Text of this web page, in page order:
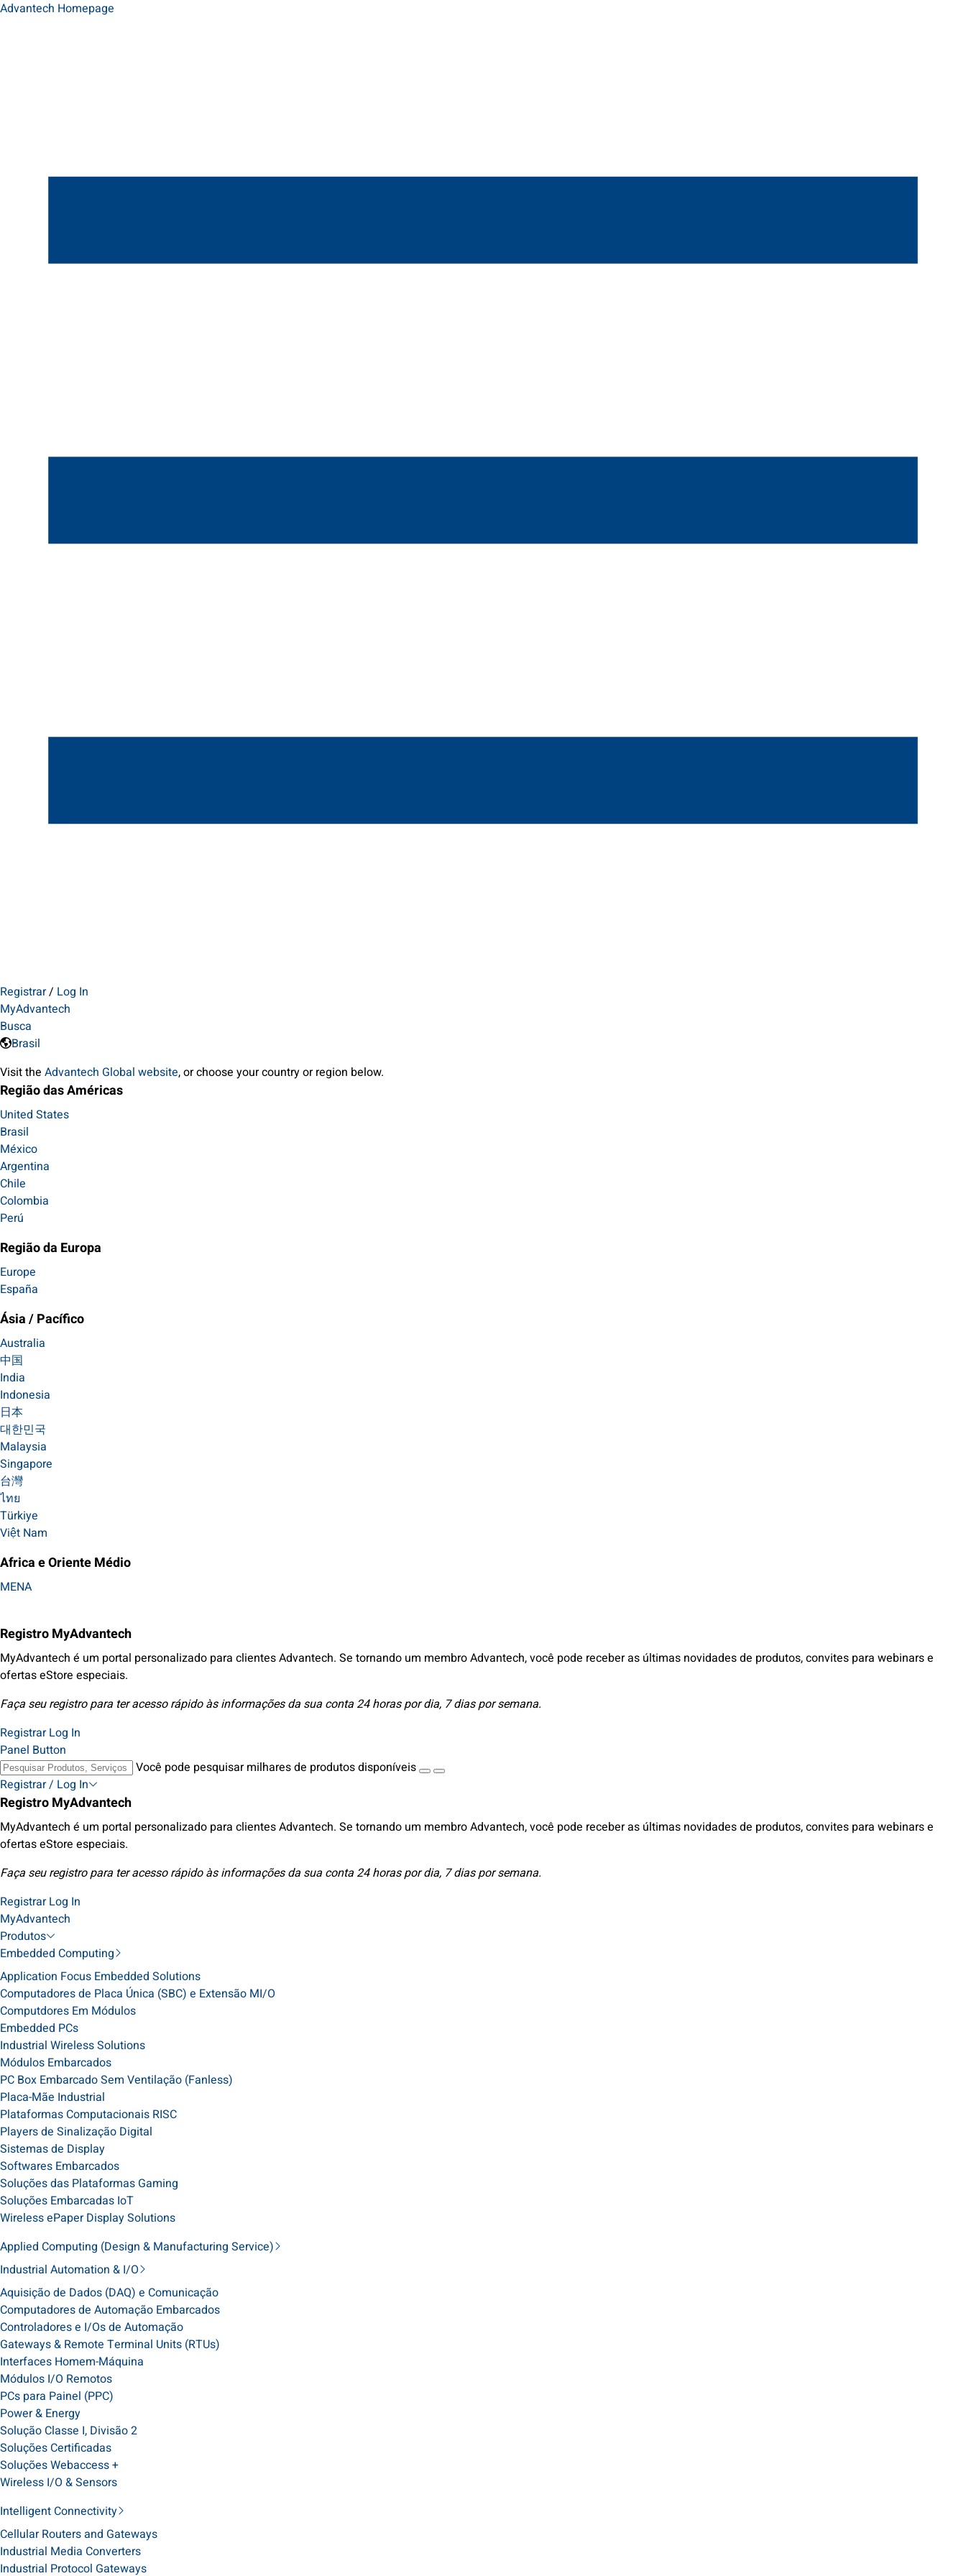
Advantech Homepage
Registrar/ Log In
MyAdvantech
Busca
Brasil
Visit the Advantech Global website, or choose your country or region below.
Região das Américas
United States
Brasil
México
Argentina
Chile
Colombia
Perú
Região da Europa
Europe
España
Ásia / Pacífico
Australia
中国
India
Indonesia
日本
대한민국
Malaysia
Singapore
台灣
ไทย
Türkiye
Việt Nam
Africa e Oriente Médio
MENA
Registro MyAdvantech
MyAdvantech é um portal personalizado para clientes Advantech. Se tornando um membro Advantech, você pode receber as últimas novidades de produtos, convites para webinars e
ofertas eStore especiais.
Faça seu registro para ter acesso rápido às informações da sua conta 24 horas por dia, 7 dias por semana.
Registrar Log In
Panel Button
Você pode pesquisar milhares de produtos disponíveis
Registrar / Log In
Registro MyAdvantech
MyAdvantech é um portal personalizado para clientes Advantech. Se tornando um membro Advantech, você pode receber as últimas novidades de produtos, convites para webinars e
ofertas eStore especiais.
Faça seu registro para ter acesso rápido às informações da sua conta 24 horas por dia, 7 dias por semana.
Registrar Log In
MyAdvantech
Produtos
Embedded Computing
Application Focus Embedded Solutions
Computadores de Placa Única (SBC) e Extensão MI/O
Computdores Em Módulos
Embedded PCs
Industrial Wireless Solutions
Módulos Embarcados
PC Box Embarcado Sem Ventilação (Fanless)
Placa-Mãe Industrial
Plataformas Computacionais RISC
Players de Sinalização Digital
Sistemas de Display
Softwares Embarcados
Soluções das Plataformas Gaming
Soluções Embarcadas IoT
Wireless ePaper Display Solutions
Applied Computing (Design & Manufacturing Service)
Industrial Automation & I/O
Aquisição de Dados (DAQ) e Comunicação
Computadores de Automação Embarcados
Controladores e I/Os de Automação
Gateways & Remote Terminal Units (RTUs)
Interfaces Homem-Máquina
Módulos I/O Remotos
PCs para Painel (PPC)
Power & Energy
Solução Classe I, Divisão 2
Soluções Certificadas
Soluções Webaccess +
Wireless I/O & Sensors
Intelligent Connectivity
Cellular Routers and Gateways
Industrial Media Converters
Industrial Protocol Gateways